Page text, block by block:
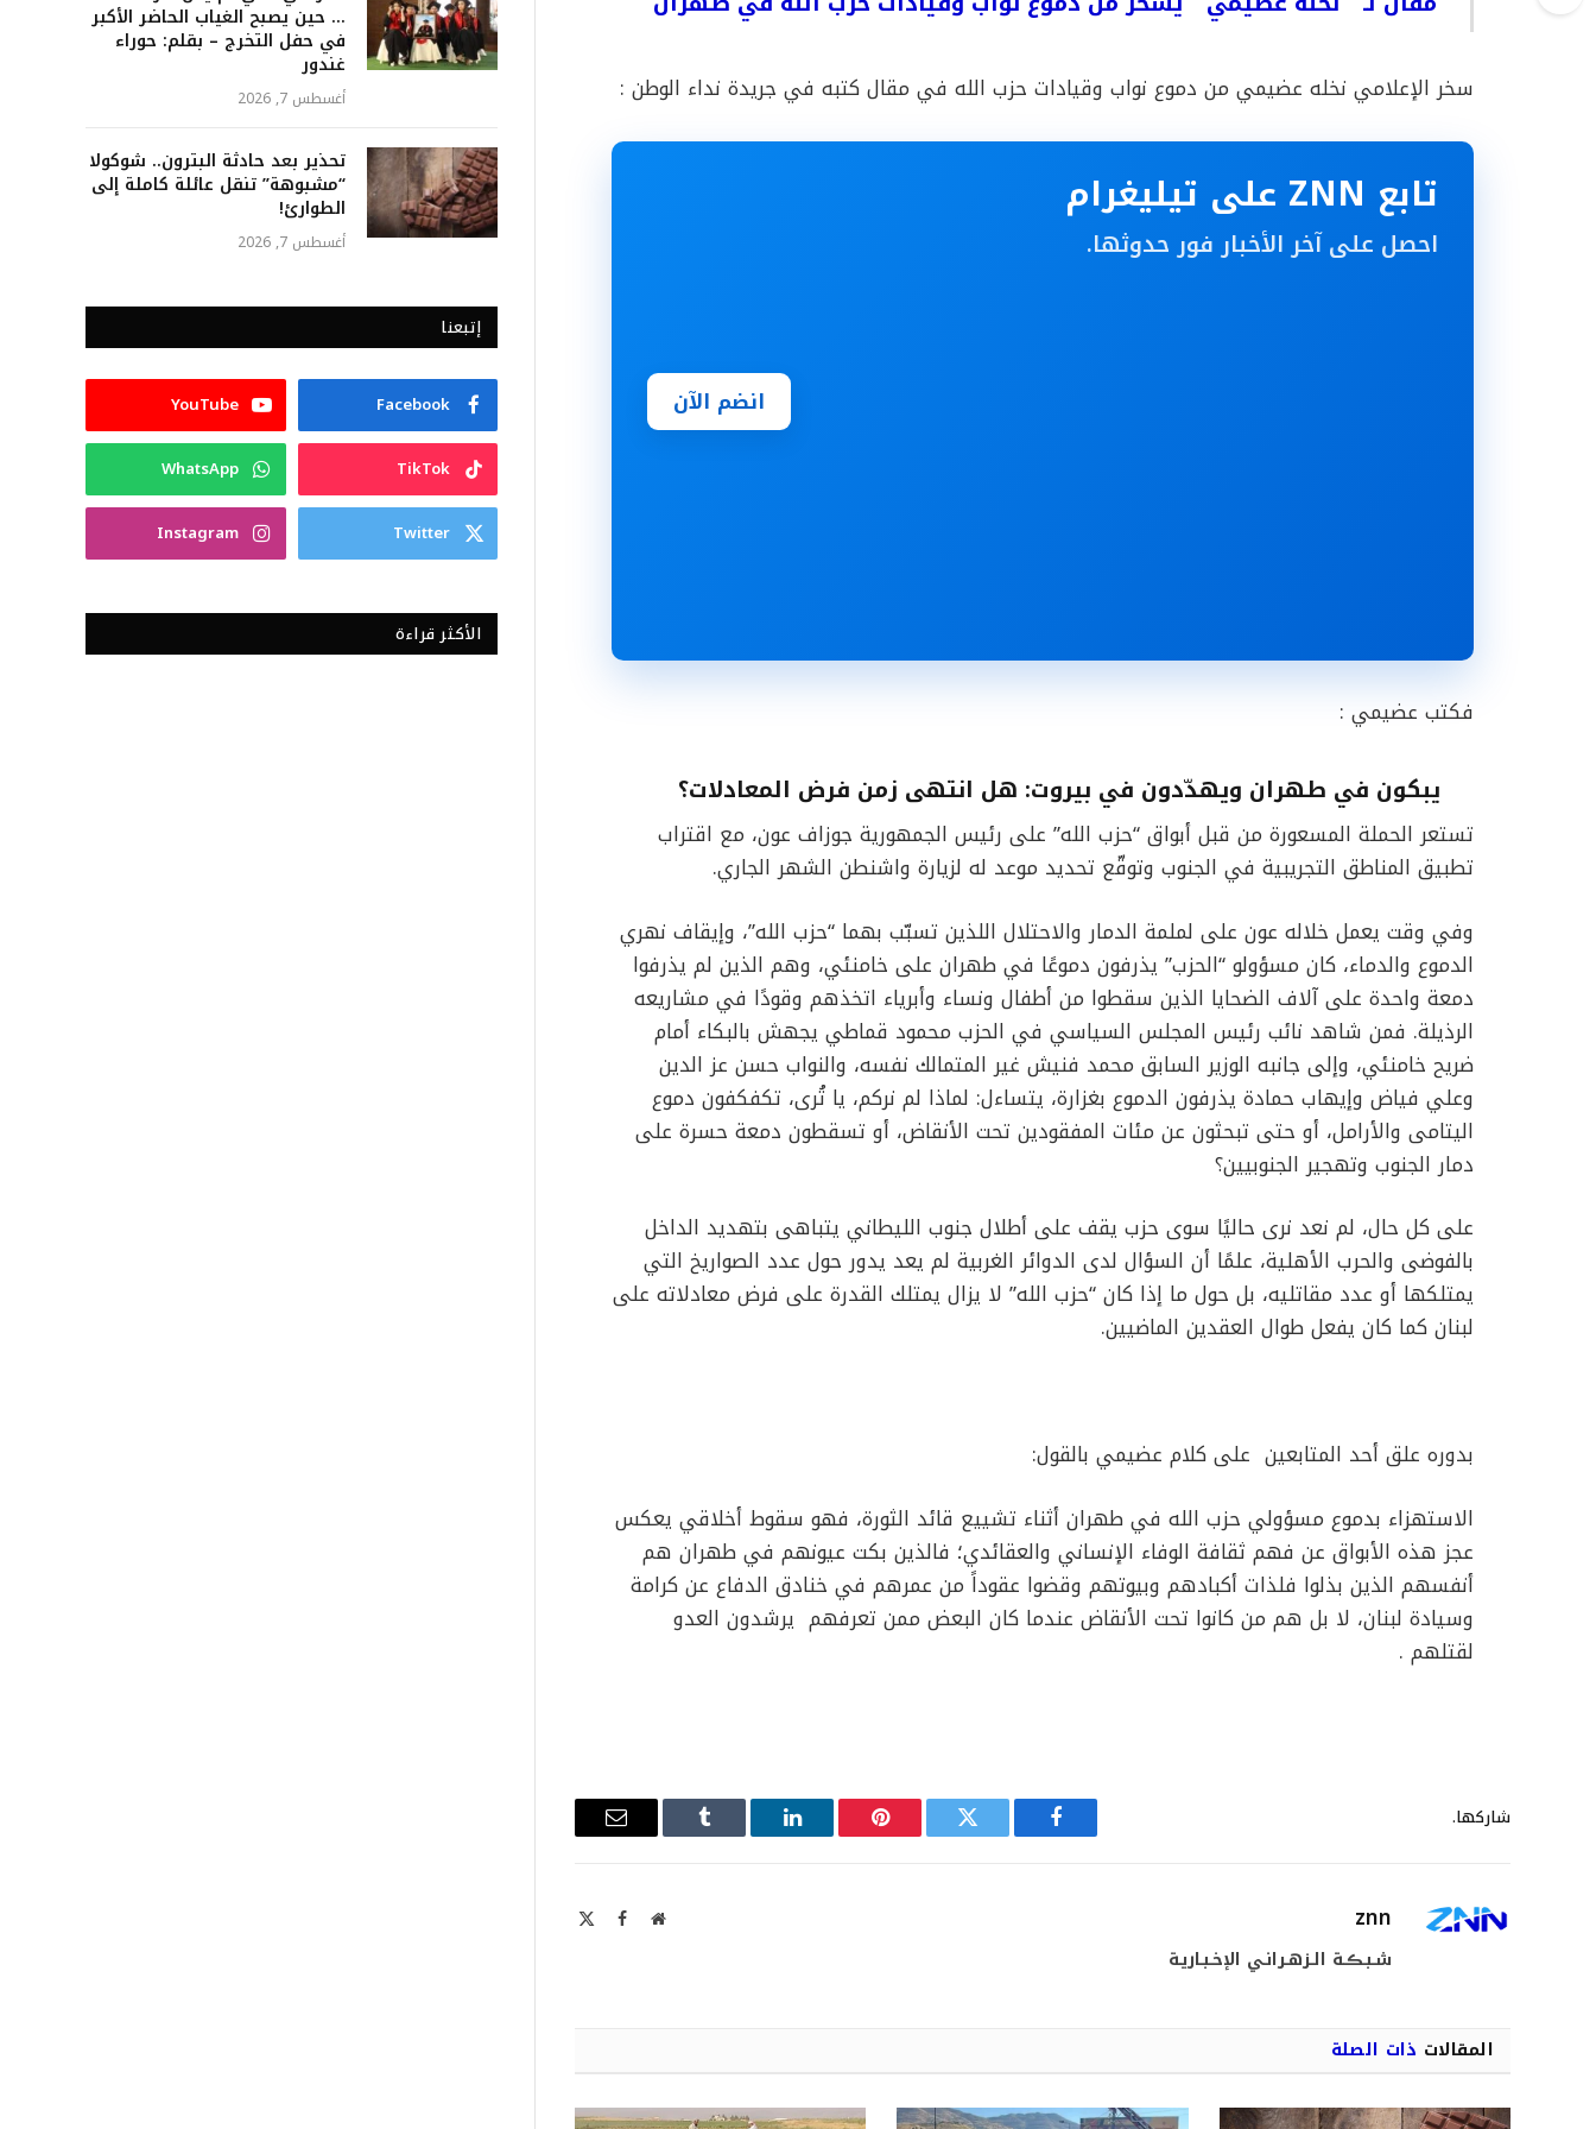
سخر الإعلامي نخله عضيمي من دموع نواب وقيادات حزب الله في مقال كتبه في جريدة نداء الوطن :
تابع ZNN على تيليغرام
احصل على آخر الأخبار فور حدوثها.
انضم الآن
فكتب عضيمي :
يبكون في طهران ويهدّدون في بيروت: هل انتهى زمن فرض المعادلات؟
تستعر الحملة المسعورة من قبل أبواق “حزب الله” على رئيس الجمهورية جوزاف عون، مع اقتراب
تطبيق المناطق التجريبية في الجنوب وتوقّع تحديد موعد له لزيارة واشنطن الشهر الجاري.
وفي وقت يعمل خلاله عون على لملمة الدمار والاحتلال اللذين تسبّب بهما “حزب الله”، وإيقاف نهري
الدموع والدماء، كان مسؤولو “الحزب” يذرفون دموعًا في طهران على خامنئي، وهم الذين لم يذرفوا
دمعة واحدة على آلاف الضحايا الذين سقطوا من أطفال ونساء وأبرياء اتخذهم وقودًا في مشاريعه
الرذيلة. فمن شاهد نائب رئيس المجلس السياسي في الحزب محمود قماطي يجهش بالبكاء أمام
ضريح خامنئي، وإلى جانبه الوزير السابق محمد فنيش غير المتمالك نفسه، والنواب حسن عز الدين
وعلي فياض وإيهاب حمادة يذرفون الدموع بغزارة، يتساءل: لماذا لم نركم، يا تُرى، تكفكفون دموع
اليتامى والأرامل، أو حتى تبحثون عن مئات المفقودين تحت الأنقاض، أو تسقطون دمعة حسرة على
دمار الجنوب وتهجير الجنوبيين؟
على كل حال، لم نعد نرى حاليًا سوى حزب يقف على أطلال جنوب الليطاني يتباهى بتهديد الداخل
بالفوضى والحرب الأهلية، علمًا أن السؤال لدى الدوائر الغربية لم يعد يدور حول عدد الصواريخ التي
يمتلكها أو عدد مقاتليه، بل حول ما إذا كان “حزب الله” لا يزال يمتلك القدرة على فرض معادلاته على
لبنان كما كان يفعل طوال العقدين الماضيين.
بدوره علق أحد المتابعين على كلام عضيمي بالقول:
الاستهزاء بدموع مسؤولي حزب الله في طهران أثناء تشييع قائد الثورة، فهو سقوط أخلاقي يعكس
عجز هذه الأبواق عن فهم ثقافة الوفاء الإنساني والعقائدي؛ فالذين بكت عيونهم في طهران هم
أنفسهم الذين بذلوا فلذات أكبادهم وبيوتهم وقضوا عقوداً من عمرهم في خنادق الدفاع عن كرامة
وسيادة لبنان، لا بل هم من كانوا تحت الأنقاض عندما كان البعض ممن تعرفهم يرشدون العدو
لقتلهم .
شاركها.
فيسبوك تويتر بينتيريستلينكدإن Tumblr
البريد
znn
موقعفيسبوك
شـبـڪـة الـزهـرانـي الإخـبـاريـة
المقالات ذات الصلة
… حين يصبح الغياب الحاضر الأكبر
في حفل التخرج – بقلم: حوراء
غندور
أغسطس 7, 2026
تحذير بعد حادثة البترون.. شوكولا
“مشبوهة” تنقل عائلة كاملة إلى
الطوارئ!
أغسطس 7, 2026
إتبعنا
Facebook
YouTube
TikTok
WhatsApp
Twitter
Instagram
الأكثر قراءة